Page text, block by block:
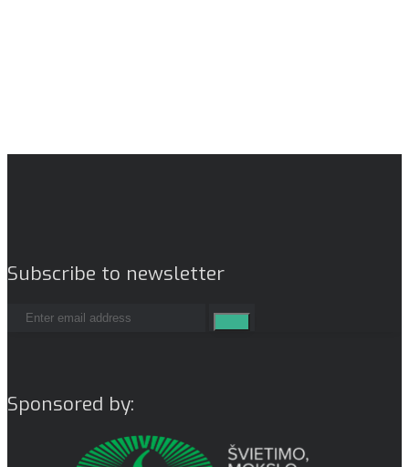
Subscribe to newsletter
Sponsored by: